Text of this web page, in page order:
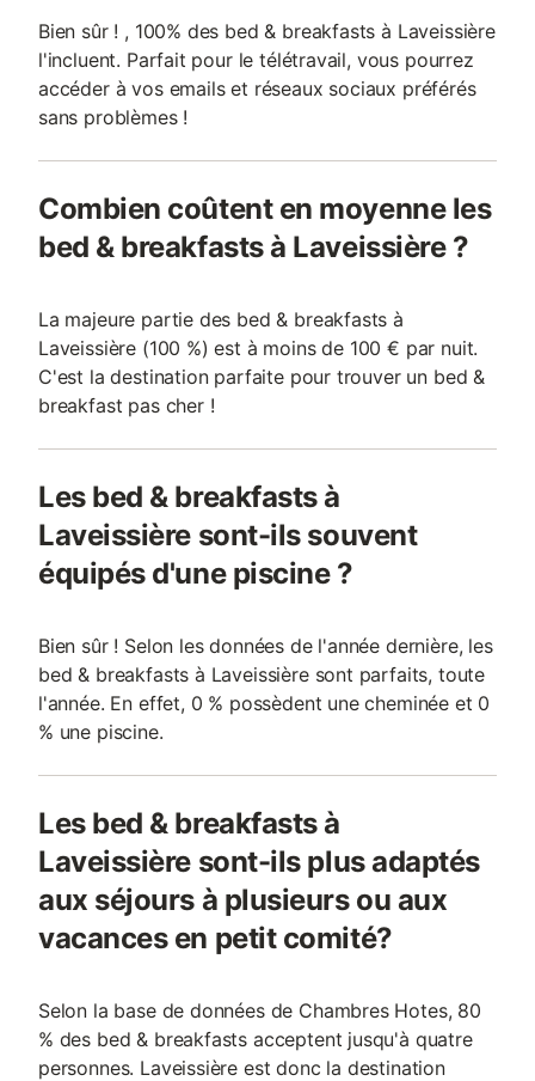
Bien sûr ! , 100% des bed & breakfasts à Laveissière
l'incluent. Parfait pour le télétravail, vous pourrez
accéder à vos emails et réseaux sociaux préférés
sans problèmes !
Combien coûtent en moyenne les
bed & breakfasts à Laveissière ?
La majeure partie des bed & breakfasts à
Laveissière (100 %) est à moins de 100 € par nuit.
C'est la destination parfaite pour trouver un bed &
breakfast pas cher !
Les bed & breakfasts à
Laveissière sont-ils souvent
équipés d'une piscine ?
Bien sûr ! Selon les données de l'année dernière, les
bed & breakfasts à Laveissière sont parfaits, toute
l'année. En effet, 0 % possèdent une cheminée et 0
% une piscine.
Les bed & breakfasts à
Laveissière sont-ils plus adaptés
aux séjours à plusieurs ou aux
vacances en petit comité?
Selon la base de données de Chambres Hotes, 80
% des bed & breakfasts acceptent jusqu'à quatre
personnes. Laveissière est donc la destination